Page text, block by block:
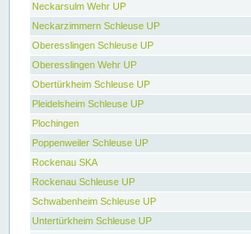
Neckarsulm Wehr UP
Neckarzimmern Schleuse UP
Oberesslingen Schleuse UP
Oberesslingen Wehr UP
Obertürkheim Schleuse UP
Pleidelsheim Schleuse UP
Plochingen
Poppenweiler Schleuse UP
Rockenau SKA
Rockenau Schleuse UP
Schwabenheim Schleuse UP
Untertürkheim Schleuse UP